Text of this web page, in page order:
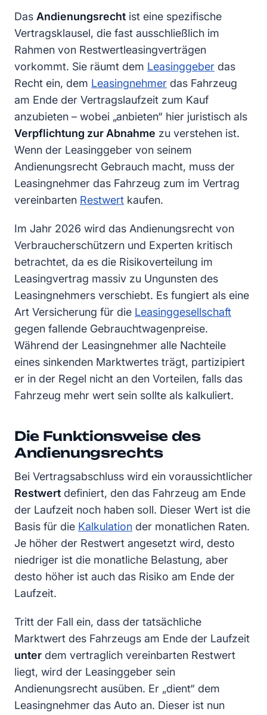
Das Andienungsrecht ist eine spezifische
Vertragsklausel, die fast ausschließlich im
Rahmen von Restwertleasingverträgen
vorkommt. Sie räumt dem Leasinggeber das
Recht ein, dem Leasingnehmer das Fahrzeug
am Ende der Vertragslaufzeit zum Kauf
anzubieten – wobei „anbieten“ hier juristisch als
Verpflichtung zur Abnahme zu verstehen ist.
Wenn der Leasinggeber von seinem
Andienungsrecht Gebrauch macht, muss der
Leasingnehmer das Fahrzeug zum im Vertrag
vereinbarten Restwert kaufen.
Im Jahr 2026 wird das Andienungsrecht von
Verbraucherschützern und Experten kritisch
betrachtet, da es die Risikoverteilung im
Leasingvertrag massiv zu Ungunsten des
Leasingnehmers verschiebt. Es fungiert als eine
Art Versicherung für die Leasinggesellschaft
gegen fallende Gebrauchtwagenpreise.
Während der Leasingnehmer alle Nachteile
eines sinkenden Marktwertes trägt, partizipiert
er in der Regel nicht an den Vorteilen, falls das
Fahrzeug mehr wert sein sollte als kalkuliert.
Die Funktionsweise des
Andienungsrechts
Bei Vertragsabschluss wird ein voraussichtlicher
Restwert definiert, den das Fahrzeug am Ende
der Laufzeit noch haben soll. Dieser Wert ist die
Basis für die Kalkulation der monatlichen Raten.
Je höher der Restwert angesetzt wird, desto
niedriger ist die monatliche Belastung, aber
desto höher ist auch das Risiko am Ende der
Laufzeit.
Tritt der Fall ein, dass der tatsächliche
Marktwert des Fahrzeugs am Ende der Laufzeit
unter dem vertraglich vereinbarten Restwert
liegt, wird der Leasinggeber sein
Andienungsrecht ausüben. Er „dient“ dem
Leasingnehmer das Auto an. Dieser ist nun